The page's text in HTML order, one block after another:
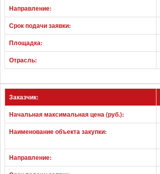
Направление:
Срок подачи заявки:
Площадка:
Отрасль:
Заказчик:
Начальная максимальная цена (руб.):
Наименование объекта закупки:
Направление: